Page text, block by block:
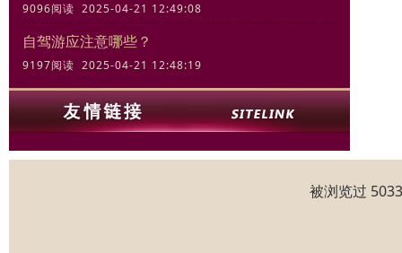
9096阅读 2025-04-21 12:49:08
自驾游应注意哪些？
9197阅读 2025-04-21 12:48:19
被浏览过